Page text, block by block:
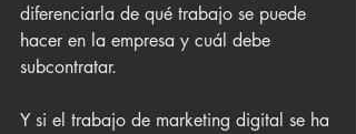
diferenciarla de qué trabajo se puede
hacer en la empresa y cuál debe
subcontratar.
Y si el trabajo de marketing digital se ha